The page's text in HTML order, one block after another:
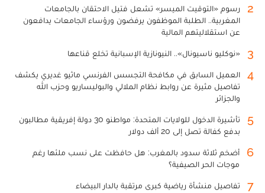
2
رسوم «التوقيت الميسر» تشعل فتيل الاحتقان بالجامعات
المغربية.. الطلبة الموظفون يرفضون ورؤساء الجامعات يدافعون
عن استقلاليتهم المالية
3 «نوكليو ناسيونال».. النيونازية الإسبانية تخلع قناعها
4
العميل السابق في مكافحة التجسس الفرنسي ماثيو غديري يكشف
تفاصيل مثيرة عن روابط نظام الملالي والبوليساريو وحزب الله
والجزائر
5
تأشيرة الدخول للولايات المتحدة: مواطنو 30 دولة إفريقية مطالبون
بدفع كفالة تصل إلى 20 ألف دولار
6
أضخم ثلاثة سدود بالمغرب: هل حافظت على نسب ملئها رغم
موجات الحر الصيفية؟
7 تفاصيل منشأة رياضية كبرى مرتقبة بالدار البيضاء